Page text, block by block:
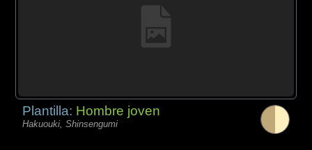
Plantilla: Hombre joven
Hakuouki, Shinsengumi